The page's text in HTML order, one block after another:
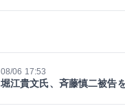
08/06 17:53
堀江貴文氏、斉藤慎二被告